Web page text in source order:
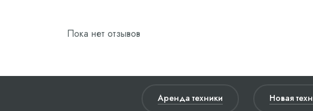
Пока нет отзывов
Аренда техники Новая